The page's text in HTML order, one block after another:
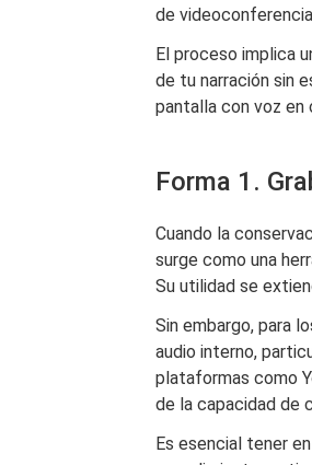
de
El proceso implica
de tu narración sin
pantalla con voz
Forma 1.
Cuando la
surge como una
Su utilidad se
Sin embargo, para
audio interno,
plataformas como
de la capacidad de
Es esencial tener